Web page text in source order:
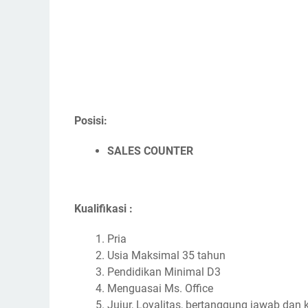
Posisi:
SALES COUNTER
Kualifikasi :
Pria
Usia Maksimal 35 tahun
Pendidikan Minimal D3
Menguasai Ms. Office
Jujur, Loyalitas, bertanggung jawab dan